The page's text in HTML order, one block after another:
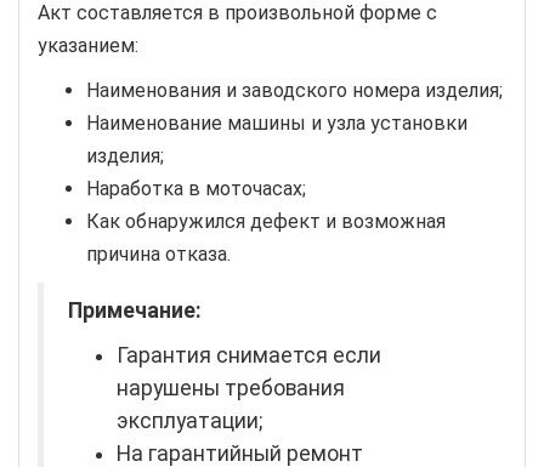
Акт составляется в произвольной форме с
указанием:
Наименования и заводского номера изделия;
Наименование машины и узла установки
изделия;
Наработка в моточасах;
Как обнаружился дефект и возможная
причина отказа.
Примечание:
Гарантия снимается если
нарушены требования
эксплуатации;
На гарантийный ремонт